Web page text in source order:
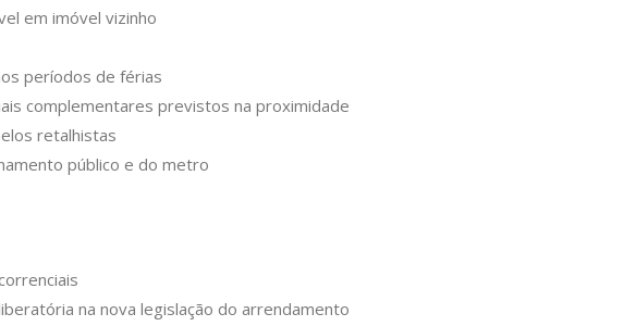
em imóvel vizinho
períodos de férias
complementares previstos na proximidade
retalhistas
público e do metro
na nova legislação do arrendamento